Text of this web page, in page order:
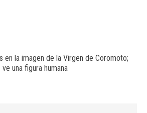
en la imagen de la Virgen de Coromoto;
una figura humana